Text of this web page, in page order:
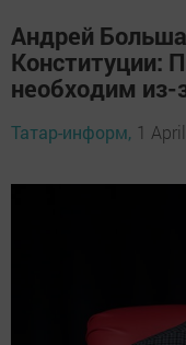
Андрей
Конституции:
необходим из-
Татар-информ, 1